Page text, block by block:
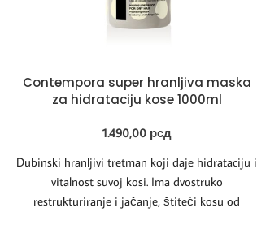
Contempora super hranljiva maska
za hidrataciju kose 1000ml
1.490,00 рсд
Dubinski hranljivi tretman koji daje hidrataciju i
vitalnost suvoj kosi. Ima dvostruko
restrukturiranje i jačanje, štiteći kosu od